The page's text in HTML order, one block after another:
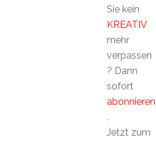
Sie kein
KREATIV
mehr
verpassen
? Dann
sofort
abonnieren
.
Jetzt zum